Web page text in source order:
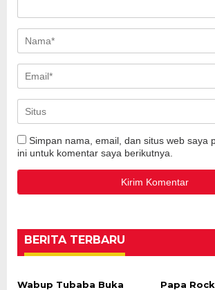
Simpan nama, email, dan situs web saya
ini untuk komentar saya berikutnya.
BERITA TERBARU
Wabup Tubaba Buka
Papa